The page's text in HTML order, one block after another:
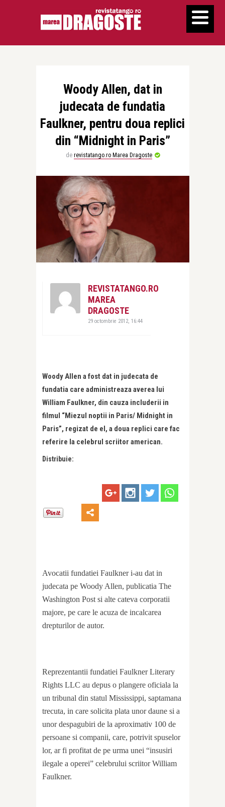
Woody Allen, dat in
judecata de fundatia
Faulkner, pentru doua replici
din “Midnight in Paris”
de revistatango.ro Marea Dragoste
REVISTATANGO.RO
MAREA
DRAGOSTE
29 octombrie 2012, 16:44
Woody Allen a fost dat in judecata de
fundatia care administreaza averea lui
William Faulkner, din cauza includerii in
filmul “Miezul noptii in Paris/ Midnight in
Paris”, regizat de el, a doua replici care fac
referire la celebrul scriitor american.
Distribuie:
Avocatii fundatiei Faulkner i-au dat in
judecata pe Woody Allen, publicatia The
Washington Post si alte cateva corporatii
majore, pe care le acuza de incalcarea
drepturilor de autor.
Reprezentantii fundatiei Faulkner Literary
Rights LLC au depus o plangere oficiala la
un tribunal din statul Mississippi, saptamana
trecuta, in care solicita plata unor daune si a
unor despagubiri de la aproximativ 100 de
persoane si companii, care, potrivit spuselor
lor, ar fi profitat de pe urma unei “insusiri
ilegale a operei” celebrului scriitor William
Faulkner.